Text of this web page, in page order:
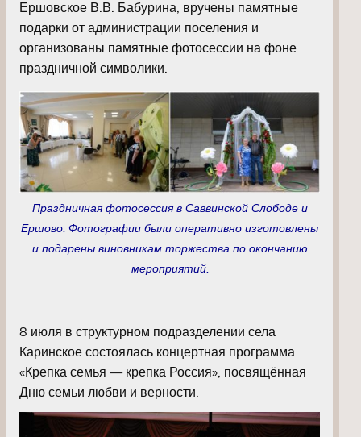
Ершовское В.В. Бабурина, вручены памятные
подарки от администрации поселения и
организованы памятные фотосессии на фоне
праздничной символики.
Праздничная фотосессия в Саввинской Слободе и
Ершово. Фотографии были оперативно изготовлены
и подарены виновникам торжества по окончанию
мероприятий.
8 июля в структурном подразделении села
Каринское состоялась концертная программа
«Крепка семья — крепка Россия», посвящённая
Дню семьи любви и верности.